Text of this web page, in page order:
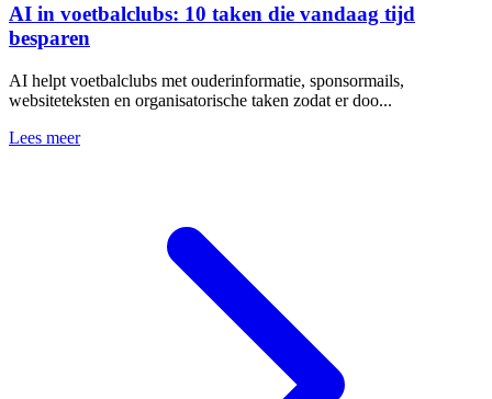
AI in voetbalclubs: 10 taken die vandaag tijd
besparen
AI helpt voetbalclubs met ouderinformatie, sponsormails,
websiteteksten en organisatorische taken zodat er doo...
Lees meer